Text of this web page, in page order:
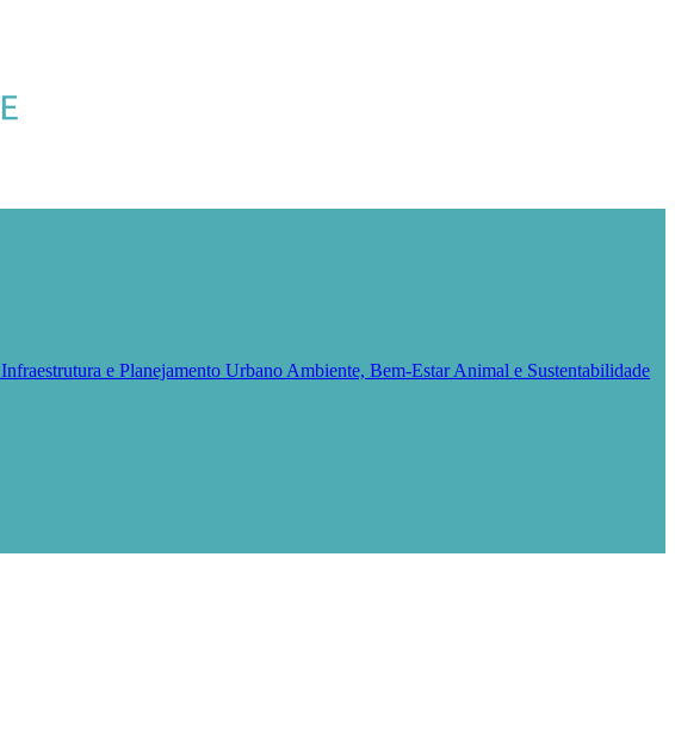
Infraestrutura e Planejamento Urbano Ambiente, Bem-Estar Animal e Sustentabilidade